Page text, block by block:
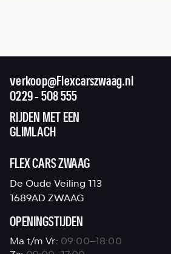
verkoop@Flexcarszwaag.nl
0229 - 508 555
RIJDEN MET EEN
GLIMLACH
FLEX CARS ZWAAG
De Oude Veiling 113
1689AD ZWAAG
OPENINGSTIJDEN
Ma t/m Vr: 09:00–18:00